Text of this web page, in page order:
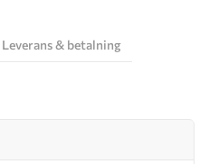
Leverans & betalning